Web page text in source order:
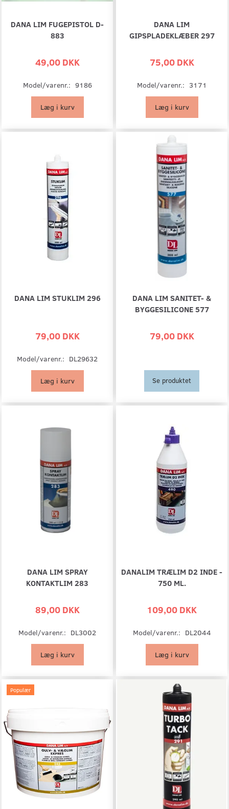
DANA LIM FUGEPISTOL D-
883
49,00 DKK
Model/varenr.: 9186
Læg i kurv
DANA LIM
GIPSPLADEKLÆBER 297
75,00 DKK
Model/varenr.: 3171
Læg i kurv
DANA LIM STUKLIM 296
79,00 DKK
Model/varenr.: DL29632
Læg i kurv
DANA LIM SANITET- &
BYGGESILICONE 577
79,00 DKK
Se produktet
DANA LIM SPRAY
KONTAKTLIM 283
89,00 DKK
Model/varenr.: DL3002
Læg i kurv
DANALIM TRÆLIM D2 INDE -
750 ML.
109,00 DKK
Model/varenr.: DL2044
Læg i kurv
Populær